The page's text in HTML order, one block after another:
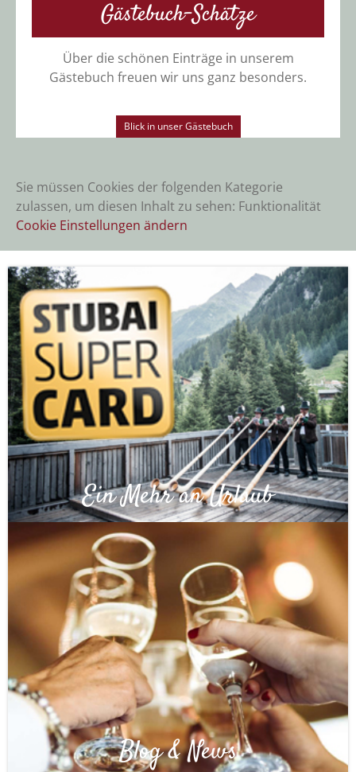
Gästebuch-Schätze
Über die schönen Einträge in unserem
Gästebuch freuen wir uns ganz besonders.
Blick in unser Gästebuch
Sie müssen Cookies der folgenden Kategorie
zulassen, um diesen Inhalt zu sehen: Funktionalität
Cookie Einstellungen ändern
Ein Mehr an Urlaub
Blog & News